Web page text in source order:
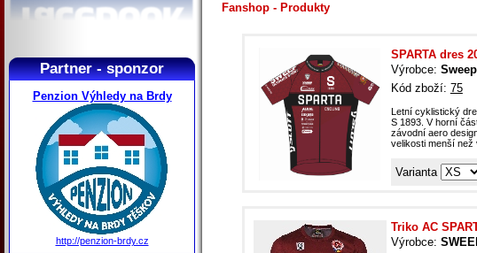
Partner - sponzor
Penzion Výhledy na Brdy
http://penzion-brdy.cz
Fanshop - Produkty
SPARTA dres
Výrobce: Sweep
Kód zboží: 75
Letní cyklistický
S 1893. V horní
závodní aero
velikosti menší než
Varianta
Triko AC
Výrobce: